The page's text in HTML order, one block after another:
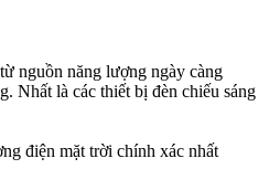
nguồn năng lượng ngày càng
Nhất là các thiết bị đèn chiếu sáng